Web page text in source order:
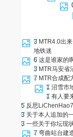
3 MTR4.0出
地铁迷
6 这是谁家的
3 MTR马安省
7 MTR合成配
1 沼雪市
1 有人要
5 反思
3 关于本人追加的
3 一些关于你坛现
7 弯曲站台建